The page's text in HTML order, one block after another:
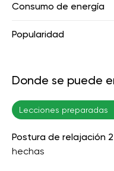
Consumo de energía
Popularidad
Donde se puede
Lecciones preparadas
Postura de relajación 2
hechas